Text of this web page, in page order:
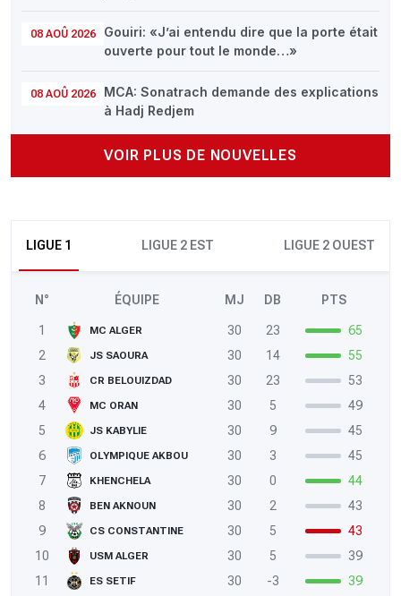
08 AOÛ 2026
Gouiri: «J’ai entendu dire que la porte était
ouverte pour tout le monde…»
08 AOÛ 2026
MCA: Sonatrach demande des explications
à Hadj Redjem
VOIR PLUS DE NOUVELLES
LIGUE 1 LIGUE 2 EST LIGUE 2 OUEST
N° ÉQUIPE MJ DB PTS
1 MC ALGER 30 23
65
2
JS SAOURA 30 14
55
3
CR BELOUIZDAD 30 23
53
4
MC ORAN 30 5
49
5
JS KABYLIE 30 9
45
6
OLYMPIQUE AKBOU 30 3
45
7
KHENCHELA 30 0
44
8
BEN AKNOUN 30 2
43
9
CS CONSTANTINE 30 5
43
10
USM ALGER 30 5
39
11
ES SETIF 30 -3
39